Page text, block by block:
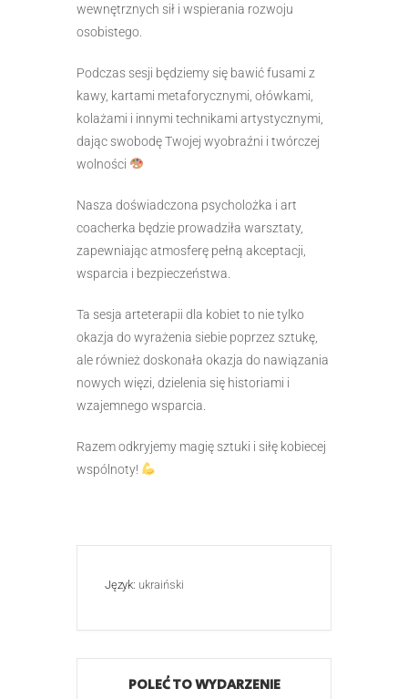
wewnętrznych sił i wspierania rozwoju
osobistego.
Podczas sesji będziemy się bawić fusami z
kawy, kartami metaforycznymi, ołówkami,
kolażami i innymi technikami artystycznymi,
dając swobodę Twojej wyobraźni i twórczej
wolności
Nasza doświadczona psycholożka i art
coacherka będzie prowadziła warsztaty,
zapewniając atmosferę pełną akceptacji,
wsparcia i bezpieczeństwa.
Ta sesja arteterapii dla kobiet to nie tylko
okazja do wyrażenia siebie poprzez sztukę,
ale również doskonała okazja do nawiązania
nowych więzi, dzielenia się historiami i
wzajemnego wsparcia.
Razem odkryjemy magię sztuki i siłę kobiecej
wspólnoty!
Język: ukraiński
POLEĆ TO WYDARZENIE